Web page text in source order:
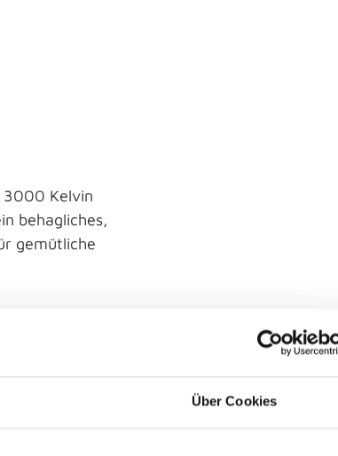
Über Cookies
3000 Kelvin
behagliches,
gemütliche